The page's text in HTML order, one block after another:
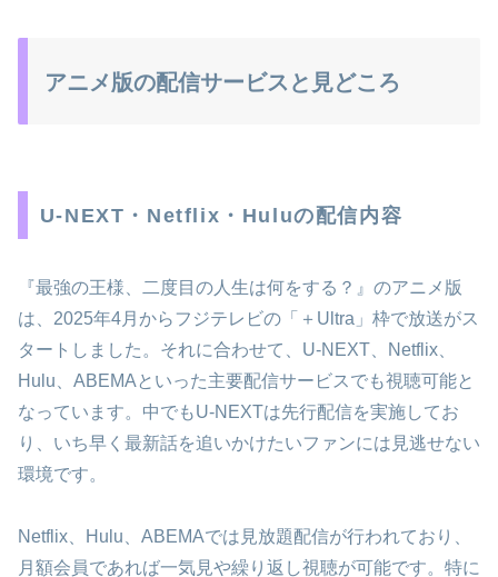
アニメ版の配信サービスと見どころ
U-NEXT・Netflix・Huluの配信内容
『最強の王様、二度目の人生は何をする？』のアニメ版
は、2025年4月からフジテレビの「＋Ultra」枠で放送がス
タートしました。それに合わせて、U-NEXT、Netflix、
Hulu、ABEMAといった主要配信サービスでも視聴可能と
なっています。中でもU-NEXTは先行配信を実施してお
り、いち早く最新話を追いかけたいファンには見逃せない
環境です。
Netflix、Hulu、ABEMAでは見放題配信が行われており、
月額会員であれば一気見や繰り返し視聴が可能です。特に